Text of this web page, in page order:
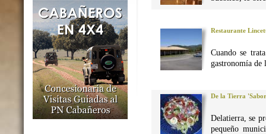
Restaurante
Cuando se
gastronomía de
De la Tierra
Delatierra, se
pequeño